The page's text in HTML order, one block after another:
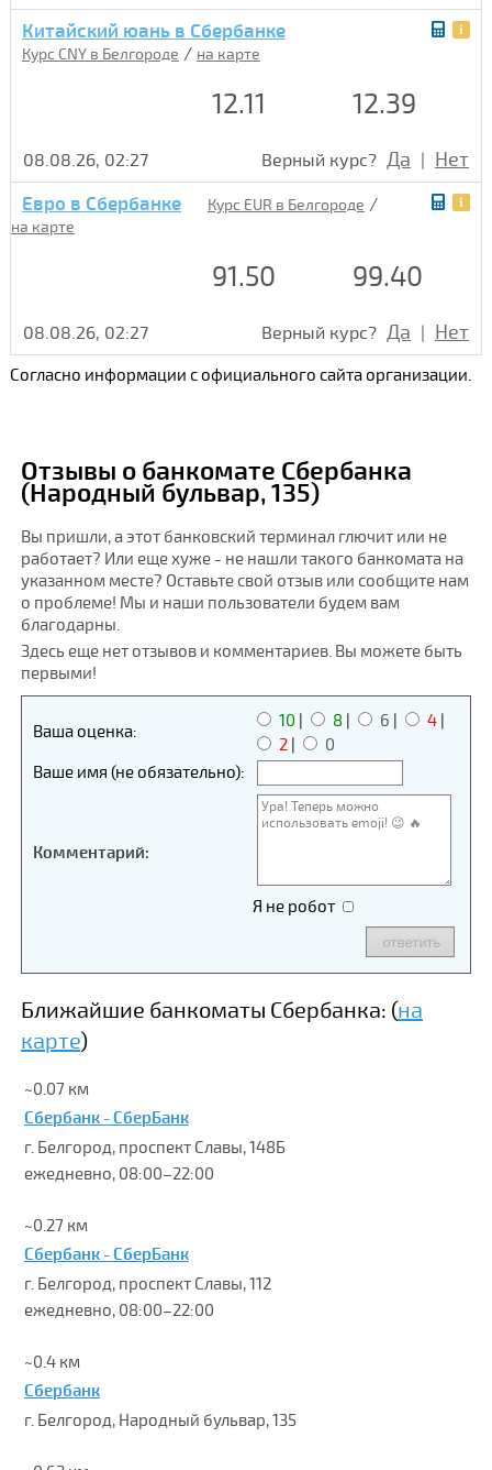
Китайский юань в Сбербанке
Курс CNY в Белгороде / на карте
12.11 12.39
08.08.26, 02:27 Верный курс? Да | Нет
Евро в Сбербанке Курс EUR в Белгороде /
на карте
91.50 99.40
08.08.26, 02:27 Верный курс? Да | Нет
Согласно информации с официального сайта организации.
Отзывы о банкомате Сбербанка
(Народный бульвар, 135)
Вы пришли, а этот банковский терминал глючит или не
работает? Или еще хуже - не нашли такого банкомата на
указанном месте? Оставьте свой отзыв или сообщите нам
о проблеме! Мы и наши пользователи будем вам
благодарны.
Здесь еще нет отзывов и комментариев. Вы можете быть
первыми!
Ваша оценка:
10 | 8 | 6 | 4|
2|
0
Ваше имя (не обязательно):
Комментарий:
Я не робот
Ближайшие банкоматы Сбербанка: (на
карте)
~0.07 км
Сбербанк - СберБанк
г. Белгород, проспект Славы, 148Б
ежедневно, 08:00–22:00
~0.27 км
Сбербанк - СберБанк
г. Белгород, проспект Славы, 112
ежедневно, 08:00–22:00
~0.4 км
Сбербанк
г. Белгород, Народный бульвар, 135